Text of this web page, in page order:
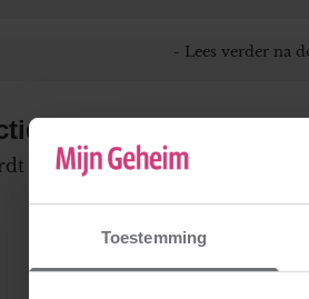
Toestemming
niet gepubliceerd.